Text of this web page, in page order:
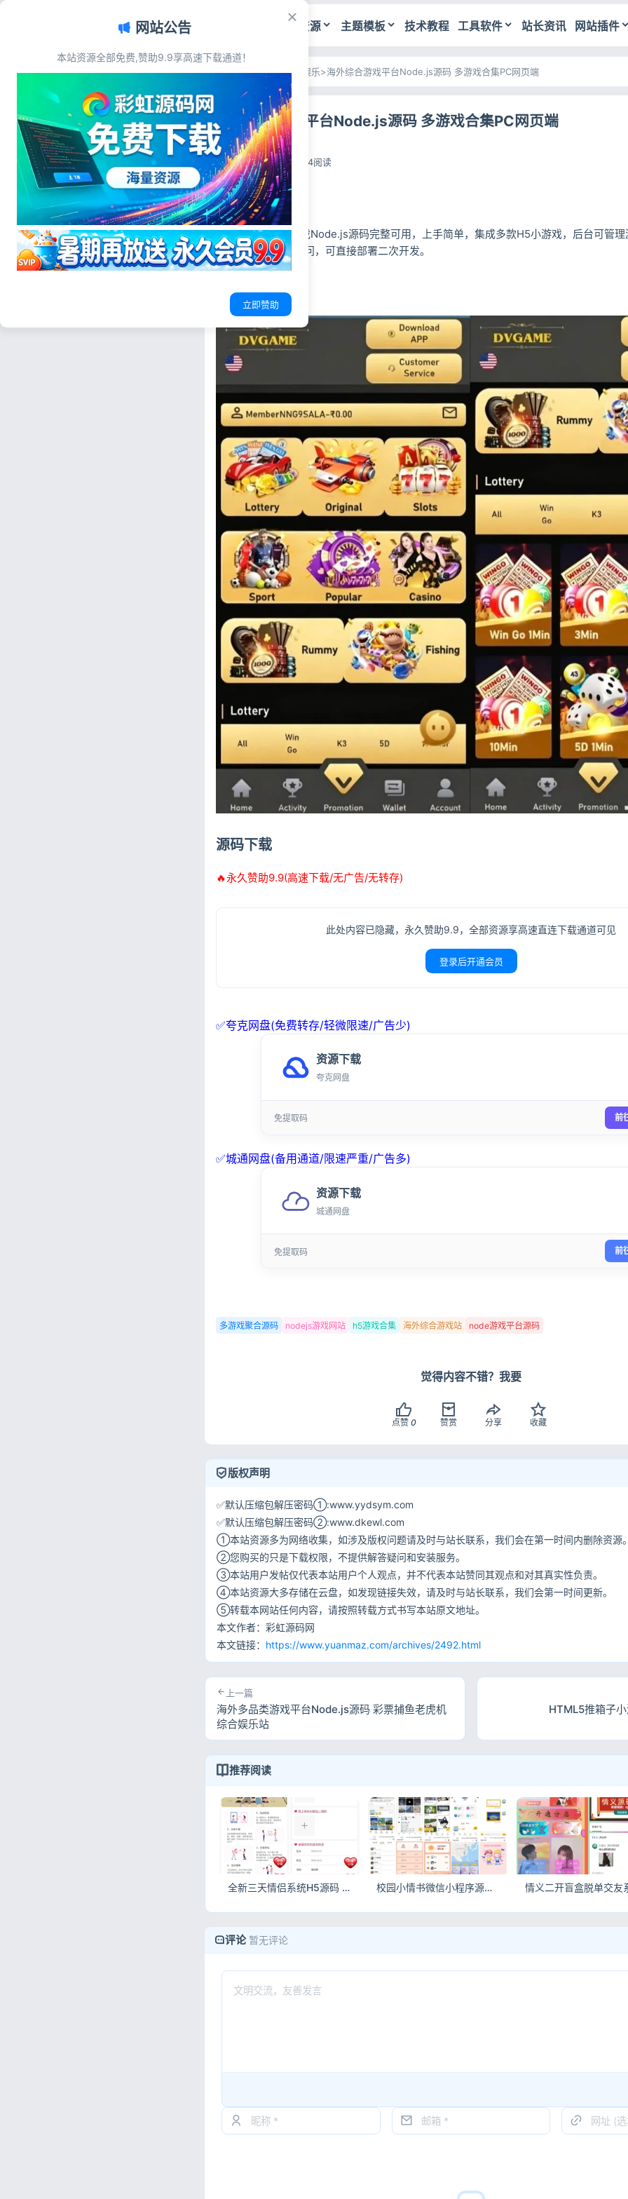
源码资源 主题模板 技术教程 工具软件 站长资讯 网站插件
首页>源码资源>游戏娱乐>海外综合游戏平台Node.js源码 多游戏合集PC网页端
海外综合游戏平台Node.js源码 多游戏合集PC网页端
彩虹源码网
2026-07-01 24阅读
源码简介
第二款海外综合游戏Node.js源码完整可用，上手简单，集成多款H5小游戏，后台可管
境，支持PC全屏访问，可直接部署二次开发。
源码展示
源码下载
🔥永久赞助9.9(高速下载/无广告/无转存)
此处内容已隐藏，永久赞助9.9，全部资源享高速直连下载通道可见
登录后开通会员
✅夸克网盘(免费转存/轻微限速/广告少)
资源下载
夸克网盘
免提取码 前
✅城通网盘(备用通道/限速严重/广告多)
资源下载
城通网盘
免提取码 前
多游戏聚合源码 nodejs游戏网站 h5游戏合集 海外综合游戏站 node游戏平台源码
觉得内容不错？我要
点赞 0 赞赏 分享 收藏
版权声明
✅默认压缩包解压密码①:www.yydsym.com
✅默认压缩包解压密码②:www.dkewl.com
①本站资源多为网络收集，如涉及版权问题请及时与站长联系，我们会在第一时间内删除资源。
②您购买的只是下载权限，不提供解答疑问和安装服务。
③本站用户发帖仅代表本站用户个人观点，并不代表本站赞同其观点和对其真实性负责。
④本站资源大多存储在云盘，如发现链接失效，请及时与站长联系，我们会第一时间更新。
⑤转载本网站任何内容，请按照转载方式书写本站原文地址。
本文作者：彩虹源码网
本文链接： https://www.yuanmaz.com/archives/2492.html
上一篇
海外多品类游戏平台Node.js源码 彩票捕鱼老虎机
综合娱乐站
HTML5推箱子
推荐阅读
全新三天情侣系统H5源码 自动匹配脱单交友程序附完整搭建教程 校园小情书微信小程序源码 表白墙交友社区前后端开源程序
评论 暂无评论
文章目录
源码简介
源码展示
源码下载
网站公告
本站资源全部免费,赞助9.9享高速下载通道！
立即赞助